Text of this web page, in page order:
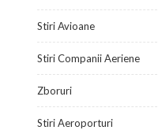
Stiri Avioane
Stiri Companii Aeriene
Zboruri
Stiri Aeroporturi